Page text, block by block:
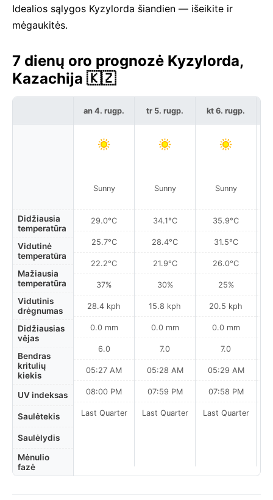
Idealios sąlygos Kyzylorda šiandien — išeikite ir
mėgaukitės.
7 dienų oro prognozė Kyzylorda,
Kazachija 🇰🇿
Didžiausia
temperatūra
Vidutinė
temperatūra
Mažiausia
temperatūra
Vidutinis
drėgnumas
Didžiausias
vėjas
Bendras
kritulių
kiekis
UV indeksas
Saulėtekis
Saulėlydis
Mėnulio
fazė
an 4. rugp.
Sunny
29.0°C
25.7°C
22.2°C
37%
28.4 kph
0.0 mm
6.0
05:27 AM
08:00 PM
Last Quarter
tr 5. rugp.
Sunny
34.1°C
28.4°C
21.9°C
30%
15.8 kph
0.0 mm
7.0
05:28 AM
07:59 PM
Last Quarter
kt 6. rugp.
Sunny
35.9°C
31.5°C
26.0°C
25%
20.5 kph
0.0 mm
7.0
05:29 AM
07:58 PM
Last Quarter